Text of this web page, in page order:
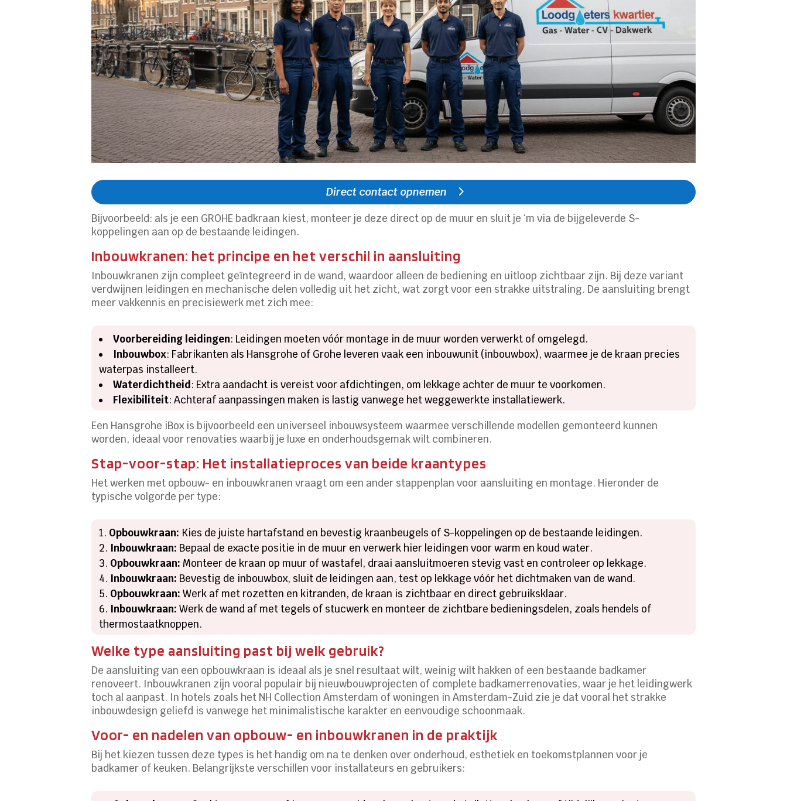
Direct contact opnemen
Bijvoorbeeld: als je een GROHE badkraan kiest, monteer je deze direct op de muur en sluit je ‘m via de bijgeleverde S-
koppelingen aan op de bestaande leidingen.
Inbouwkranen: het principe en het verschil in aansluiting
Inbouwkranen zijn compleet geïntegreerd in de wand, waardoor alleen de bediening en uitloop zichtbaar zijn. Bij deze variant
verdwijnen leidingen en mechanische delen volledig uit het zicht, wat zorgt voor een strakke uitstraling. De aansluiting brengt
meer vakkennis en precisiewerk met zich mee:
Voorbereiding leidingen: Leidingen moeten vóór montage in de muur worden verwerkt of omgelegd.
Inbouwbox: Fabrikanten als Hansgrohe of Grohe leveren vaak een inbouwunit (inbouwbox), waarmee je de kraan precies
waterpas installeert.
Waterdichtheid: Extra aandacht is vereist voor afdichtingen, om lekkage achter de muur te voorkomen.
Flexibiliteit: Achteraf aanpassingen maken is lastig vanwege het weggewerkte installatiewerk.
Een Hansgrohe iBox is bijvoorbeeld een universeel inbouwsysteem waarmee verschillende modellen gemonteerd kunnen
worden, ideaal voor renovaties waarbij je luxe en onderhoudsgemak wilt combineren.
Stap-voor-stap: Het installatieproces van beide kraantypes
Het werken met opbouw- en inbouwkranen vraagt om een ander stappenplan voor aansluiting en montage. Hieronder de
typische volgorde per type:
Opbouwkraan: Kies de juiste hartafstand en bevestig kraanbeugels of S-koppelingen op de bestaande leidingen.
Inbouwkraan: Bepaal de exacte positie in de muur en verwerk hier leidingen voor warm en koud water.
Opbouwkraan: Monteer de kraan op muur of wastafel, draai aansluitmoeren stevig vast en controleer op lekkage.
Inbouwkraan: Bevestig de inbouwbox, sluit de leidingen aan, test op lekkage vóór het dichtmaken van de wand.
Opbouwkraan: Werk af met rozetten en kitranden, de kraan is zichtbaar en direct gebruiksklaar.
Inbouwkraan: Werk de wand af met tegels of stucwerk en monteer de zichtbare bedieningsdelen, zoals hendels of
thermostaatknoppen.
Welke type aansluiting past bij welk gebruik?
De aansluiting van een opbouwkraan is ideaal als je snel resultaat wilt, weinig wilt hakken of een bestaande badkamer
renoveert. Inbouwkranen zijn vooral populair bij nieuwbouwprojecten of complete badkamerrenovaties, waar je het leidingwerk
toch al aanpast. In hotels zoals het NH Collection Amsterdam of woningen in Amsterdam-Zuid zie je dat vooral het strakke
inbouwdesign geliefd is vanwege het minimalistische karakter en eenvoudige schoonmaak.
Voor- en nadelen van opbouw- en inbouwkranen in de praktijk
Bij het kiezen tussen deze types is het handig om na te denken over onderhoud, esthetiek en toekomstplannen voor je
badkamer of keuken. Belangrijkste verschillen voor installateurs en gebruikers: